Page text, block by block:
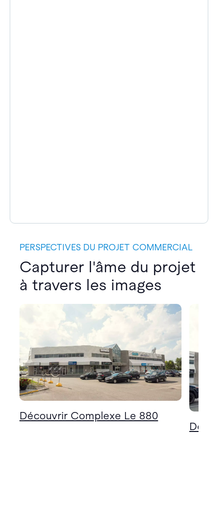
PERSPECTIVES DU PROJET COMMERCIAL
Capturer l'âme du projet
à travers les images
Découvrir Complexe Le 880